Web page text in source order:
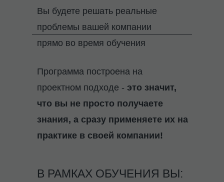
Вы будете решать реальные
проблемы вашей компании
прямо во время обучения
Программа построена на
проектном подходе - это значит,
что вы не просто получаете
знания, а сразу применяете их на
практике в своей компании!
В РАМКАХ ОБУЧЕНИЯ ВЫ: